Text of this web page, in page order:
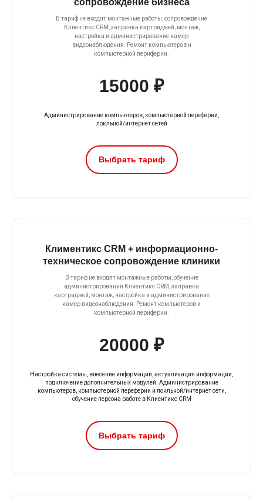
сопровождение бизнеса
В тариф не входят монтажные работы, сопровождение
Клиентикс CRM, заправка картриджей, монтаж,
настройка и администрирование камер
видеонаблюдения. Ремонт компьютеров и
компьютерной периферии.
15000 ₽
Администрирование компьютеров, компьютерной переферии,
локльной/интернет сетей
Выбрать тариф
Климентикс CRM + информационно-
техническое сопровождение клиники
В тариф не входят монтажные работы, обучение
администрирования Клиентикс CRM, заправка
картриджей, монтаж, настройка и администрирование
камер видеонаблюдения. Ремонт компьютеров и
компьютерной периферии.
20000 ₽
Настройка системы, внесение информации, актуализация информации,
подключение дополнительных модулей. Администрирование
компьютеров, компьютерной переферии и локльной/интернет сети,
обучение персона работе в Клиентикс CRM
Выбрать тариф